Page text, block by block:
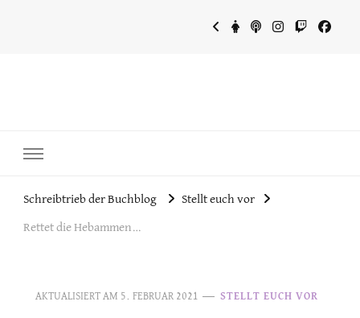
Schreibtrieb der Buchblog Stellt euch vor
Rettet die Hebammen…
AKTUALISIERT AM 5. FEBRUAR 2021 STELLT EUCH VOR